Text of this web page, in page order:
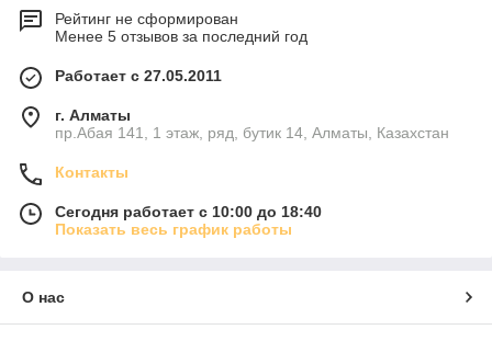
Рейтинг не сформирован
Менее 5 отзывов за последний год
Работает с 27.05.2011
г. Алматы
пр.Абая 141, 1 этаж, ряд, бутик 14, Алматы, Казахстан
Контакты
Сегодня работает с 10:00 до 18:40
Показать весь график работы
О нас